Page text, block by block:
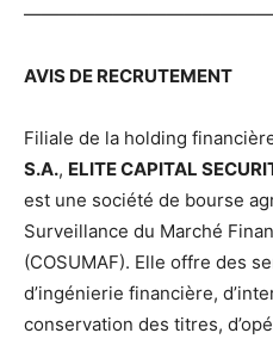
AVIS DE RECRUTEMENT
Filiale de la holding
S.A., ELITE CAPITAL
est une société de bourse
Surveillance du Marché
(COSUMAF). Elle offre des
d’ingénierie financière,
conservation des titres,